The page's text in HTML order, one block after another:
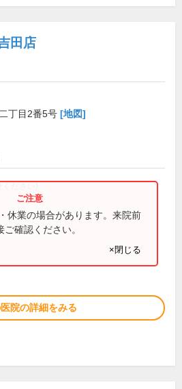
田店
丁目2番5号 [地図]
ださい)
休業の場合があります。来院前
確認ください。
×閉じる
院の詳細をみる